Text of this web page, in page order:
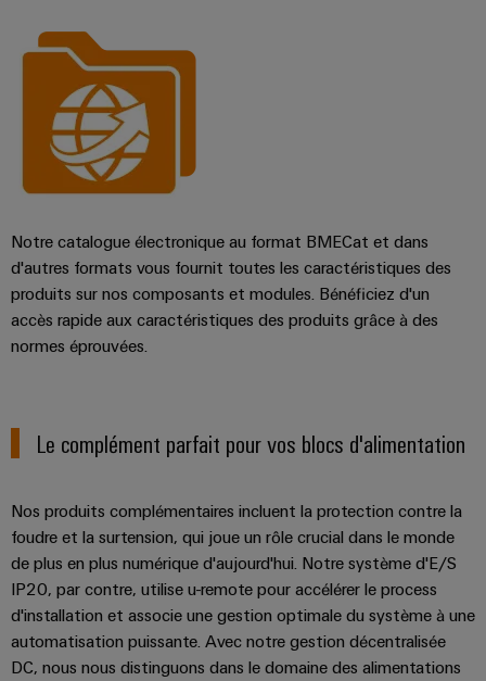
Notre catalogue électronique au format BMECat et dans
d'autres formats vous fournit toutes les caractéristiques des
produits sur nos composants et modules. Bénéficiez d'un
accès rapide aux caractéristiques des produits grâce à des
normes éprouvées.
Le complément parfait pour vos blocs d'alimentation
Nos produits complémentaires incluent la protection contre la
foudre et la surtension, qui joue un rôle crucial dans le monde
de plus en plus numérique d'aujourd'hui. Notre système d'E/S
IP20, par contre, utilise u-remote pour accélérer le process
d'installation et associe une gestion optimale du système à une
automatisation puissante. Avec notre gestion décentralisée
DC, nous nous distinguons dans le domaine des alimentations